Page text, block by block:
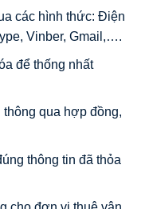
các hình thức: Điện
Vinber, Gmail,….
để thống nhất
qua hợp đồng,
thông tin đã thỏa